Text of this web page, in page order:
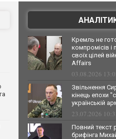
Кремль не
компромісів і
своїх цілей
Affairs
03.08.2026
Звільнення
кінець епохи
українській
23.07.2026
Повний текст
брифінга